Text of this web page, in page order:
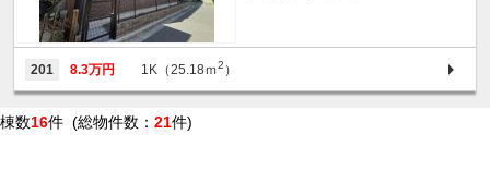
201 8.3万円 1K（25.18ｍ2 ）
棟数16件 (総物件数： 21件)